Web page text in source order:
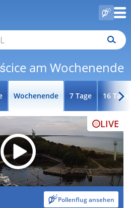
am Wochenende
Wochenende 7 Tage 16 Tage
LIVE
Pollenflug ansehen